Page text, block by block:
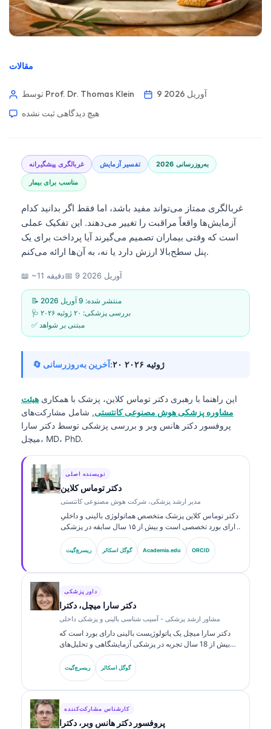
مقالات
توسط Prof. Dr. Thomas Klein
9 آوریل 2026
هیچ دیدگاهی ثبت نشده
غربالگری پیشگیرانه تفسیر آزمایش به‌روزرسانی 2026
مناسب برای بیمار
غربالگری ممتاز می‌تواند مفید باشد، اما فقط اگر بدانید کدام
آزمایش‌ها واقعاً مراقبت را تغییر می‌دهند. این تفکیک عملی
است که وقتی بیماران تصمیم می‌گیرند آیا پرداخت برای یک
پنل سطح‌بالا ارزش دارد یا نه، به آن‌ها ارائه می‌کنم.
📖 ~11 دقیقه📅 9 آوریل 2026
📝 منتشر شده: 9 آوریل 2026
🩺 بررسی پزشکی: ۲۰ ژوئیه ۲۰۲۶
✅ مبتنی بر شواهد
🔄 آخرین به‌روزرسانی: ۲۰ ژوئیه ۲۰۲۶
این راهنما با رهبری دکتر توماس کلاین، پزشک با همکاری هیئت
مشاوره پزشکی هوش مصنوعی کانتستی, شامل مشارکت‌های
پروفسور دکتر هانس وبر و بررسی پزشکی توسط دکتر سارا
میچل، MD، PhD.
نویسنده اصلی
دکتر توماس کلاین
مدیر ارشد پزشکی، شرکت هوش مصنوعی کانتستی
دکتر توماس کلاین پزشک متخصص هماتولوژی بالینی و داخلیِ
دارای بورد تخصصی است و بیش از ۱۵ سال سابقه در پزشکی
آزمایشگاهی و تحلیل‌های بالینیِ مبتنی بر هوش مصنوعی دارد.
ایشان به‌عنوان مدیر ارشد پزشکی در Kantesti AI، نظارت
بالینی بر صحت پزشکی شبکه عصبی اختصاصی را فراهم
ریسرچ‌گیت گوگل اسکالر Academia.edu ORCID
داور پزشکی
دکتر سارا میچل، دکترا
مشاور ارشد پزشکی - آسیب شناسی بالینی و پزشکی داخلی
دکتر سارا میچل یک پاتولوژیست بالینی دارای بورد است که
بیش از 18 سال تجربه در پزشکی آزمایشگاهی و تحلیل‌های
تشخیصی دارد. او گواهی‌های تخصصی در شیمی بالینی دارد و
در زمینه پنل‌های نشانگر زیستی و تحلیل‌های آزمایشگاهی در
ریسرچ‌گیت گوگل اسکالر
کارشناس مشارکت‌کننده
پروفسور دکتر هانس وبر، دکترا